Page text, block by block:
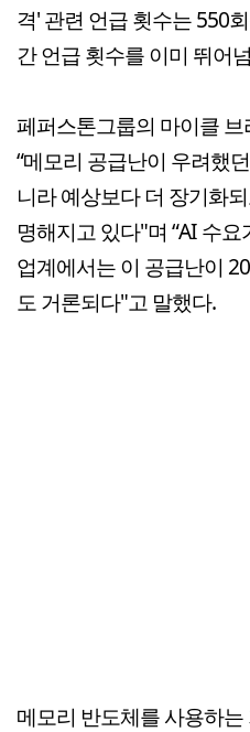
격' 관련 언급 횟수는 550
간 언급 횟수를 이미 뛰어
페퍼스톤그룹의 마이클
“메모리 공급난이 우려했
니라 예상보다 더 장기화
명해지고 있다"며 “AI 수
업계에서는 이 공급난이
도 거론되다"고 말했다.
메모리 반도체를 사용하